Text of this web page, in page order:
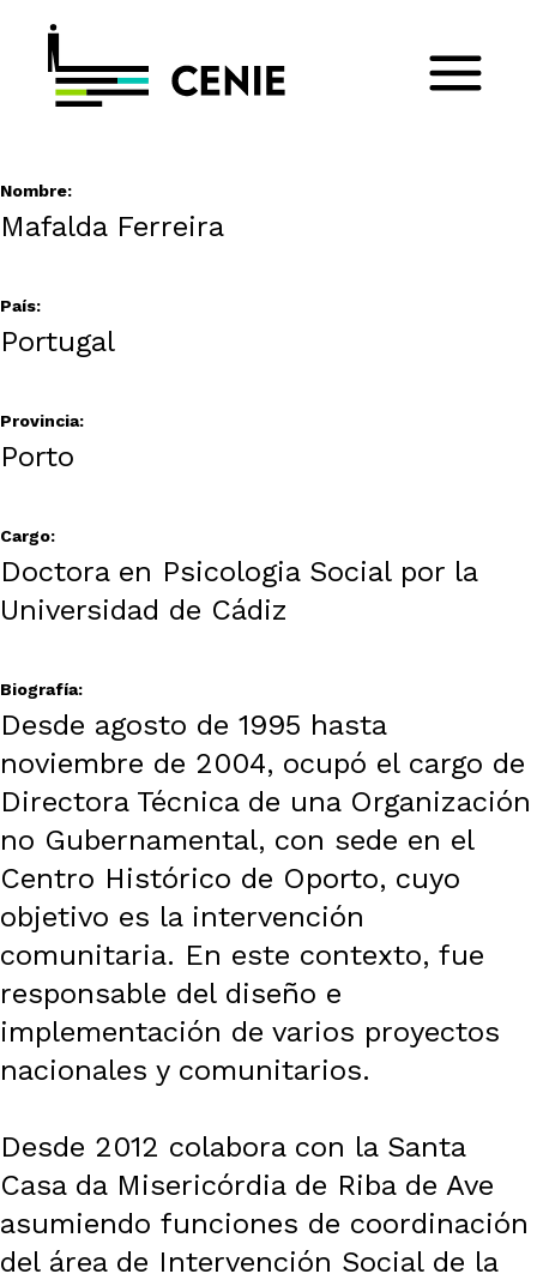
Nombre:
Mafalda Ferreira
País:
Portugal
Provincia:
Porto
Cargo:
Doctora en Psicologia Social por la
Universidad de Cádiz
Biografía:
Desde agosto de 1995 hasta
noviembre de 2004, ocupó el cargo de
Directora Técnica de una Organización
no Gubernamental, con sede en el
Centro Histórico de Oporto, cuyo
objetivo es la intervención
comunitaria. En este contexto, fue
responsable del diseño e
implementación de varios proyectos
nacionales y comunitarios.
Desde 2012 colabora con la Santa
Casa da Misericórdia de Riba de Ave
asumiendo funciones de coordinación
del área de Intervención Social de la